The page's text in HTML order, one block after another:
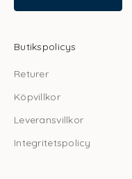
Butikspolicys
Returer
Köpvillkor
Leveransvillkor
Integritetspolicy